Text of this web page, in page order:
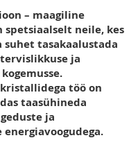
– maagiline
spetsiaalselt neile, kes
suhet tasakaalustada
ja
töö on
taasühineda
ja